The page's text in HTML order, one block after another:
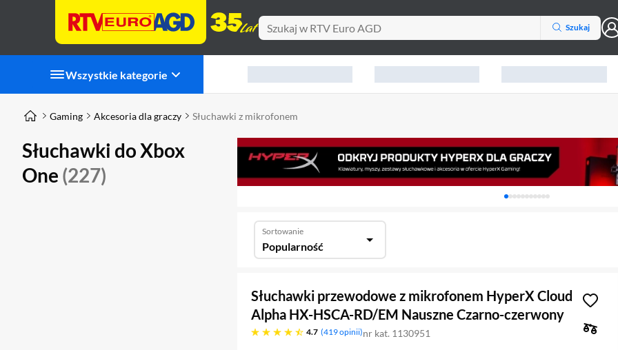
Szukaj
Wszystkie kategorie
Karuzela z banerami,
Gaming Akcesoria dla graczy Słuchawki z mikrofonem
Słuchawki do Xbox
One (227)
Sortowanie
Popularność
Słuchawki przewodowe z mikrofonem HyperX Cloud
Alpha HX-HSCA-RD/EM Nauszne Czarno-czerwony
4.7
4.7 gwiazdek 419 opinii nr kat. 1130951